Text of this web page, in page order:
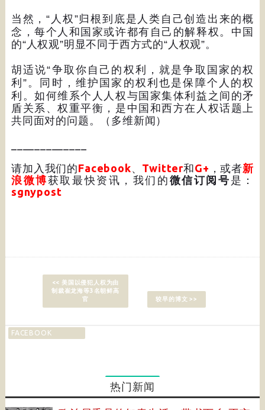
当然，“ 人权 ”归根到底是人类自己创造出来的概
念，每个人和国家或许都有自己的解释权。中国
的“ 人权观”明显不同于西方式的“ 人权观”。
胡适说“争取你自己的权利，就是争取国家的权
利”。同时，维护国家的权利也是保障个人的权
利。如何维系个人人权与国家集体利益之间的矛
盾关系、权重平衡，是中国和西方在人权话题上
共同面对的问题。（多维新闻）
请加入我们的Facebook、 Twitter和G+ ，或者新
浪微博获取最快资讯，我们的 微信订阅号 是：
sgnypost
<< 美国以侵犯人权为由
制裁崔龙海等3名朝鲜高
官
较早的博文 >>
FACEBOOK
热门新闻